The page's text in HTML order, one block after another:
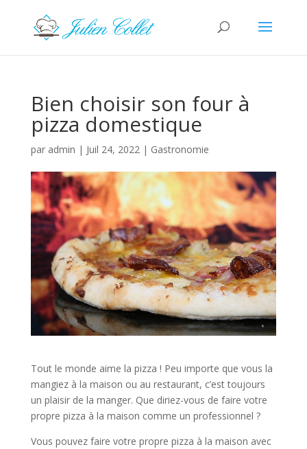
Bien choisir son four à
pizza domestique
par admin | Juil 24, 2022| Gastronomie
Tout le monde aime la pizza ! Peu importe que vous la
mangiez à la maison ou au restaurant, c’est toujours
un plaisir de la manger. Que diriez-vous de faire votre
propre pizza à la maison comme un professionnel ?
Vous pouvez faire votre propre pizza à la maison avec